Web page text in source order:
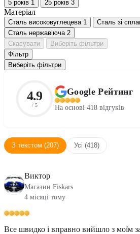
5 років 1 25 років 3
Матеріал
Сталь високовуглецева 1 Сталь зі
Сталь нержавіюча 2
Скасувати
Виберіть фільтри
Фільтр
Виберіть фільтри
4.9
/ 5
Google Рейтинг
На основі 418 відгуків
З текстом (207) Усі (418)
Виктор
Магазин Fiskars
4 місяці тому
Все швидко і вправно вийшло з моїм